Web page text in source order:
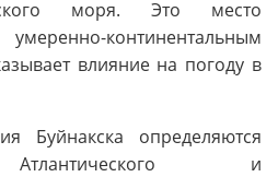
моря. Это место
континентальным
влияние на погоду в
Буйнакска определяются
и